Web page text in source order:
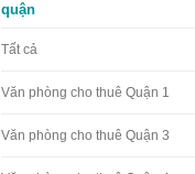
quận
Tất cả
Văn phòng cho thuê Quận 1
Văn phòng cho thuê Quận 3